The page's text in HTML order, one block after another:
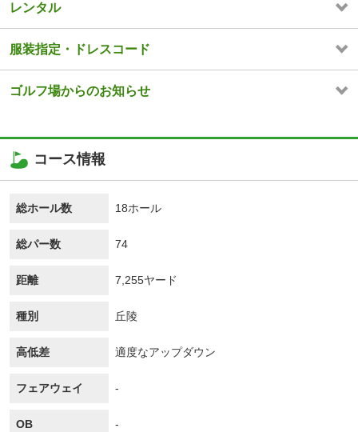
レンタル
服装指定・ドレスコード
ゴルフ場からのお知らせ
コース情報
総ホール数 18ホール
総パー数 74
距離 7,255ヤード
種別 丘陵
高低差 適度なアップダウン
フェアウェイ -
OB -